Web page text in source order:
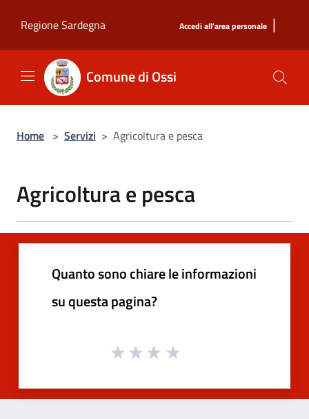
Regione Sardegna
Accedi all'area personale |
Comune di Ossi
Home > Servizi > Agricoltura e pesca
Agricoltura e pesca
Quanto sono chiare le informazioni
su questa pagina?